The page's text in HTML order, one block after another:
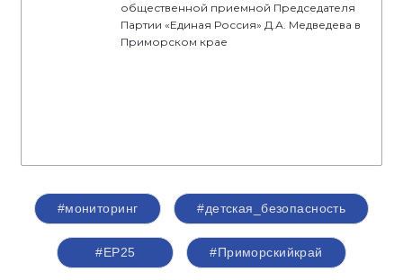
общественной приемной Председателя
Партии «Единая Россия» Д.А. Медведева в
Приморском крае
#мониторинг #детская_безопасность
#ЕР25 #Приморскийкрай